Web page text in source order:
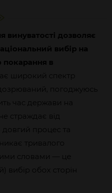
винуватості дозволяє
вибір на
покарання в
широкий спектр
погоджуюсь
час держави на
страждає від
довгий процес та
тривалого
словами — це
вибір обох сторін